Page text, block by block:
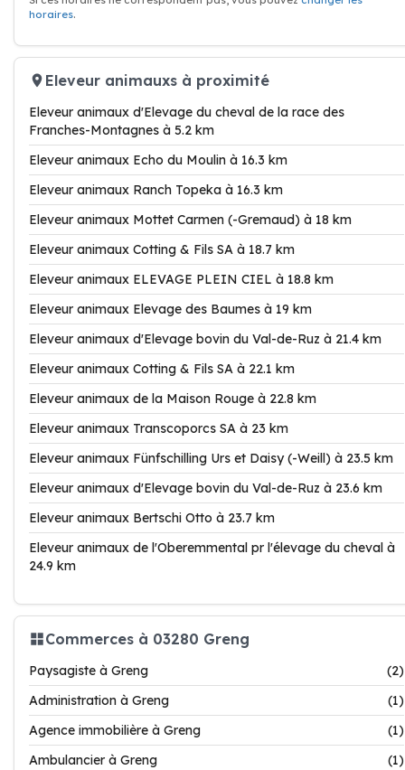
horaires.
Eleveur animauxs à proximité
Eleveur animaux d'Elevage du cheval de la race des
Franches-Montagnes à 5.2 km
Eleveur animaux Echo du Moulin à 16.3 km
Eleveur animaux Ranch Topeka à 16.3 km
Eleveur animaux Mottet Carmen (-Gremaud) à 18 km
Eleveur animaux Cotting & Fils SA à 18.7 km
Eleveur animaux ELEVAGE PLEIN CIEL à 18.8 km
Eleveur animaux Elevage des Baumes à 19 km
Eleveur animaux d'Elevage bovin du Val-de-Ruz à 21.4 km
Eleveur animaux Cotting & Fils SA à 22.1 km
Eleveur animaux de la Maison Rouge à 22.8 km
Eleveur animaux Transcoporcs SA à 23 km
Eleveur animaux Fünfschilling Urs et Daisy (-Weill) à 23.5 km
Eleveur animaux d'Elevage bovin du Val-de-Ruz à 23.6 km
Eleveur animaux Bertschi Otto à 23.7 km
Eleveur animaux de l'Oberemmental pr l'élevage du cheval à
24.9 km
Commerces à 03280 Greng
Paysagiste à Greng
(2)
Administration à Greng
(1)
Agence immobilière à Greng
(1)
Ambulancier à Greng
(1)